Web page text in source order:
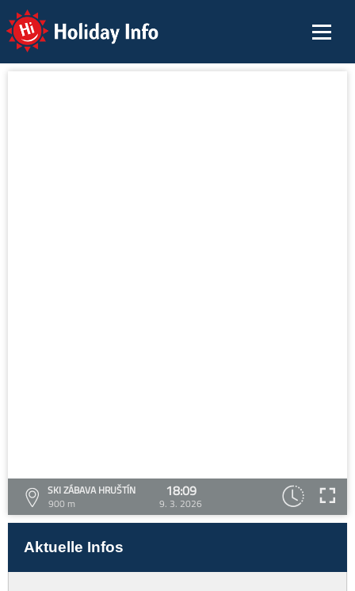
Holiday Info
SKI ZÁBAVA HRUŠTÍN
900 m
18:09
9. 3. 2026
Aktuelle Infos